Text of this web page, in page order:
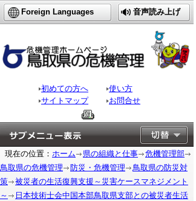
Foreign Languages 音声読み上げ
初めての方へ
使い方
サイトマップ
お問合せ
現在の位置： ホーム 県の組織と仕事
危機管理部
鳥取県の危機管理
防災・危機管理
鳥取県の防災対
策
被災者の生活復興支援～災害ケースマネジメント
～
日本技術士会中国本部鳥取県支部との被災者生活